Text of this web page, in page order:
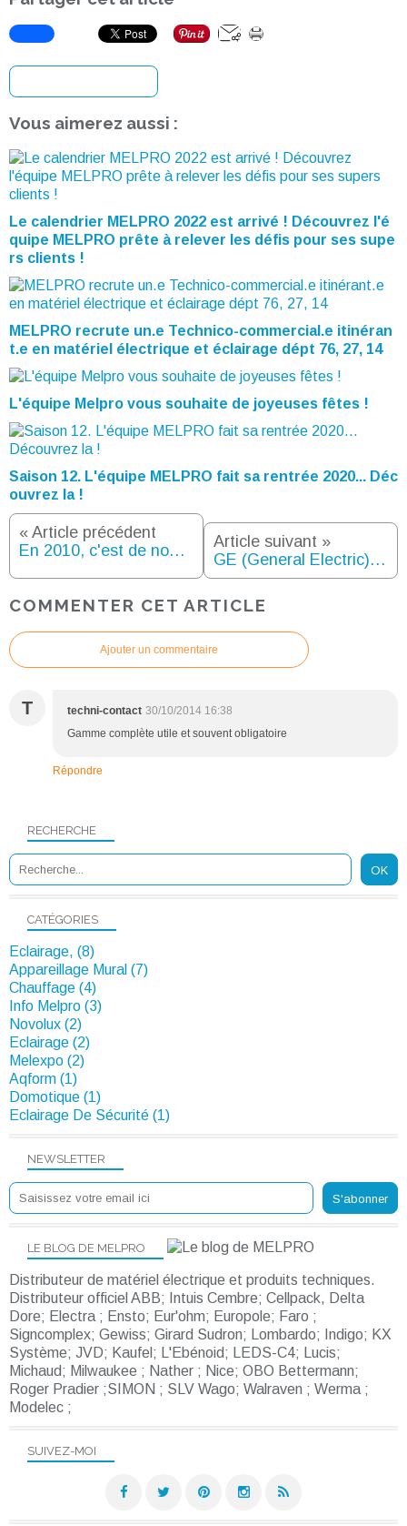
Vous aimerez aussi :
Le calendrier MELPRO 2022 est arrivé ! Découvrez l'é
quipe MELPRO prête à relever les défis pour ses supe
rs clients !
MELPRO recrute un.e Technico-commercial.e itinéran
t.e en matériel électrique et éclairage dépt 76, 27, 14
L'équipe Melpro vous souhaite de joyeuses fêtes !
Saison 12. L'équipe MELPRO fait sa rentrée 2020... Déc
ouvrez la !
« Article précédent
En 2010, c'est de nouveau GE LIGHTING, le partenaire de MELPRO qui illumine les Champs Elysées !!
Article suivant »
GE (General Electric), partenaire de MELPRO, 1er client de la voiture électrique de CITROEN !
COMMENTER CET ARTICLE
Ajouter un commentaire
T techni-contact 30/10/2014 16:38
Gamme complète utile et souvent obligatoire
Répondre
NEWSLETTER
SUIVEZ-MOI
RECHERCHE
LE BLOG DE MELPRO
Distributeur de matériel électrique et produits techniques.
Distributeur officiel ABB; Intuis Cembre; Cellpack, Delta
Dore; Electra ; Ensto; Eur'ohm; Europole; Faro ;
Signcomplex; Gewiss; Girard Sudron; Lombardo; Indigo; KX
Système; JVD; Kaufel; L'Ebénoid; LEDS-C4; Lucis;
Michaud; Milwaukee ; Nather ; Nice; OBO Bettermann;
Roger Pradier ;SIMON ; SLV Wago; Walraven ; Werma ;
Modelec ;
CATÉGORIES
Eclairage, (8)
Appareillage Mural (7)
Chauffage (4)
Info Melpro (3)
Novolux (2)
Eclairage (2)
Melexpo (2)
Aqform (1)
Domotique (1)
Eclairage De Sécurité (1)